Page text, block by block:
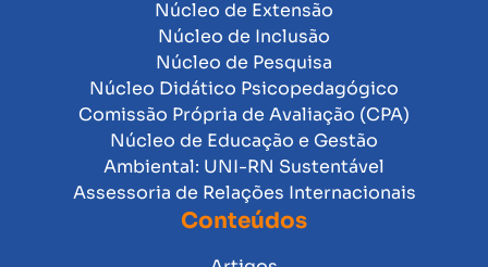
Núcleo de Extensão
Núcleo de Inclusão
Núcleo de Pesquisa
Núcleo Didático Psicopedagógico
Comissão Própria de Avaliação (CPA)
Núcleo de Educação e Gestão
Ambiental: UNI-RN Sustentável
Assessoria de Relações Internacionais
Conteúdos